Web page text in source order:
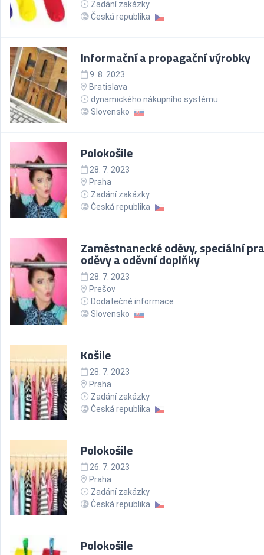
Zadání zakázky
Česká republika
Informační a propagační výrobky
9. 8. 2023
Bratislava
dynamického nákupního systému
Slovensko
Polokošile
28. 7. 2023
Praha
Zadání zakázky
Česká republika
Zaměstnanecké oděvy, speciální
oděvy a oděvní doplňky
28. 7. 2023
Prešov
Dodatečné informace
Slovensko
Košile
28. 7. 2023
Praha
Zadání zakázky
Česká republika
Polokošile
26. 7. 2023
Praha
Zadání zakázky
Česká republika
Polokošile